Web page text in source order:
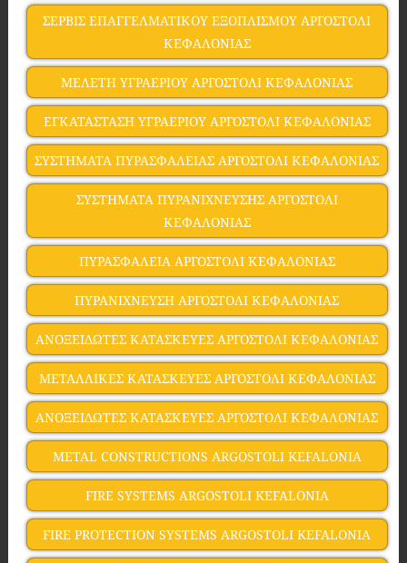
ΣΕΡΒΙΣ ΕΠΑΓΓΕΛΜΑΤΙΚΟΥ ΕΞΟΠΛΙΣΜΟΥ ΑΡΓΟΣΤΟΛΙ
ΚΕΦΑΛΟΝΙΑΣ
ΜΕΛΕΤΗ ΥΓΡΑΕΡΙΟΥ ΑΡΓΟΣΤΟΛΙ ΚΕΦΑΛΟΝΙΑΣ
ΕΓΚΑΤΑΣΤΑΣΗ ΥΓΡΑΕΡΙΟΥ ΑΡΓΟΣΤΟΛΙ ΚΕΦΑΛΟΝΙΑΣ
ΣΥΣΤΗΜΑΤΑ ΠΥΡΑΣΦΑΛΕΙΑΣ ΑΡΓΟΣΤΟΛΙ ΚΕΦΑΛΟΝΙΑΣ
ΣΥΣΤΗΜΑΤΑ ΠΥΡΑΝΙΧΝΕΥΣΗΣ ΑΡΓΟΣΤΟΛΙ
ΚΕΦΑΛΟΝΙΑΣ
ΠΥΡΑΣΦΑΛΕΙΑ ΑΡΓΟΣΤΟΛΙ ΚΕΦΑΛΟΝΙΑΣ
ΠΥΡΑΝΙΧΝΕΥΣΗ ΑΡΓΟΣΤΟΛΙ ΚΕΦΑΛΟΝΙΑΣ
ΑΝΟΞΕΙΔΩΤΕΣ ΚΑΤΑΣΚΕΥΕΣ ΑΡΓΟΣΤΟΛΙ ΚΕΦΑΛΟΝΙΑΣ
ΜΕΤΑΛΛΙΚΕΣ ΚΑΤΑΣΚΕΥΕΣ ΑΡΓΟΣΤΟΛΙ ΚΕΦΑΛΟΝΙΑΣ
ΑΝΟΞΕΙΔΩΤΕΣ ΚΑΤΑΣΚΕΥΕΣ ΑΡΓΟΣΤΟΛΙ ΚΕΦΑΛΟΝΙΑΣ
METAL CONSTRUCTIONS ARGOSTOLI KEFALONIA
FIRE SYSTEMS ARGOSTOLI KEFALONIA
FIRE PROTECTION SYSTEMS ARGOSTOLI KEFALONIA